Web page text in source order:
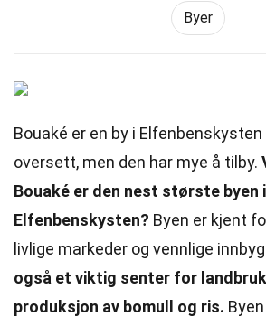
Byer
Bouaké er en by i
oversett, men den har mye å tilby.
Bouaké er den nest største byen i
Elfenbenskysten? Byen er kjent
livlige markeder og vennlige
også et viktig senter for
produksjon av bomull og ris.